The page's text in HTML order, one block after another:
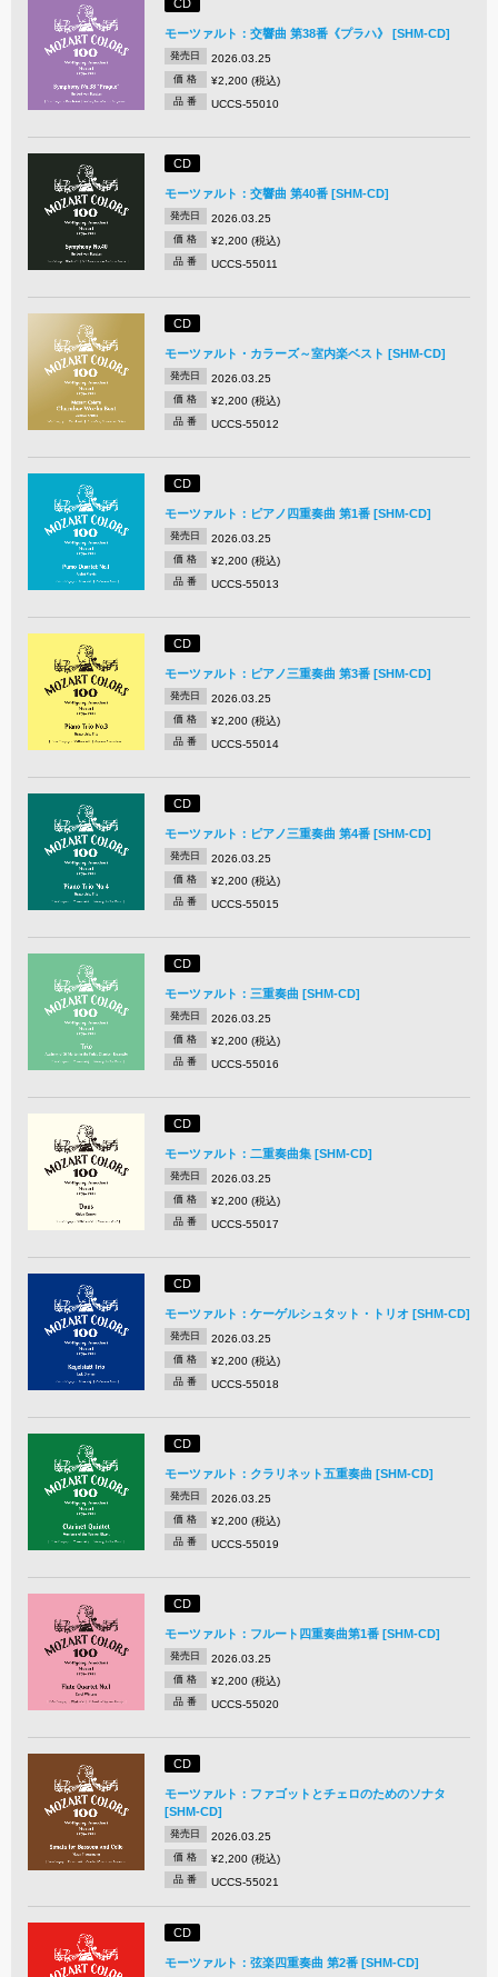
CD
モーツァルト：交響曲 第38番《プラハ》 [SHM-CD]
発売日 2026.03.25
価 格 ¥2,200 (税込)
品 番 UCCS-55010
CD
モーツァルト：交響曲 第40番 [SHM-CD]
発売日 2026.03.25
価 格 ¥2,200 (税込)
品 番 UCCS-55011
CD
モーツァルト・カラーズ～室内楽ベスト [SHM-CD]
発売日 2026.03.25
価 格 ¥2,200 (税込)
品 番 UCCS-55012
CD
モーツァルト：ピアノ四重奏曲 第1番 [SHM-CD]
発売日 2026.03.25
価 格 ¥2,200 (税込)
品 番 UCCS-55013
CD
モーツァルト：ピアノ三重奏曲 第3番 [SHM-CD]
発売日 2026.03.25
価 格 ¥2,200 (税込)
品 番 UCCS-55014
CD
モーツァルト：ピアノ三重奏曲 第4番 [SHM-CD]
発売日 2026.03.25
価 格 ¥2,200 (税込)
品 番 UCCS-55015
CD
モーツァルト：三重奏曲 [SHM-CD]
発売日 2026.03.25
価 格 ¥2,200 (税込)
品 番 UCCS-55016
CD
モーツァルト：二重奏曲集 [SHM-CD]
発売日 2026.03.25
価 格 ¥2,200 (税込)
品 番 UCCS-55017
CD
モーツァルト：ケーゲルシュタット・トリオ [SHM-CD]
発売日 2026.03.25
価 格 ¥2,200 (税込)
品 番 UCCS-55018
CD
モーツァルト：クラリネット五重奏曲 [SHM-CD]
発売日 2026.03.25
価 格 ¥2,200 (税込)
品 番 UCCS-55019
CD
モーツァルト：フルート四重奏曲第1番 [SHM-CD]
発売日 2026.03.25
価 格 ¥2,200 (税込)
品 番 UCCS-55020
CD
モーツァルト：ファゴットとチェロのためのソナタ
[SHM-CD]
発売日 2026.03.25
価 格 ¥2,200 (税込)
品 番 UCCS-55021
CD
モーツァルト：弦楽四重奏曲 第2番 [SHM-CD]